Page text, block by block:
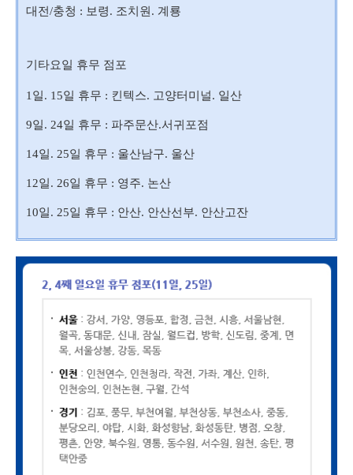
대전/충청 : 보령. 조치원. 계룡
기타요일 휴무 점포
1일. 15일 휴무 : 킨텍스. 고양터미널. 일산
9일. 24일 휴무 : 파주문산.서귀포점
14일. 25일 휴무 : 울산남구. 울산
12일. 26일 휴무 : 영주. 논산
10일. 25일 휴무 : 안산. 안산선부. 안산고잔